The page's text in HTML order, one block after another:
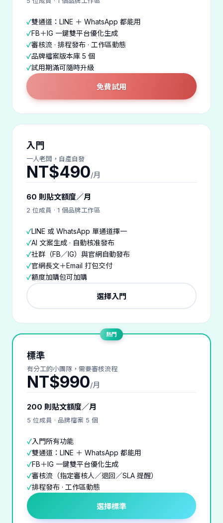
雙通道：LINE ＋ WhatsApp 都能用
FB＋IG 一鍵雙平台優化生成
審核流 · 排程發布 · 工作區動態
品牌檔案版本庫 5 個
試用期滿可隨時升級
免費試用
入門
一人老闆，自產自發
NT$490/月
60 則貼文額度／月
2 位成員 · 1 個品牌工作區
LINE 或 WhatsApp 單通道擇一
AI 文案生成 · 自動核准發布
社群（FB／IG）與官網自動發布
官網長文＋Email 打包交付
額度加購包可加購
選擇入門
熱門
標準
有分工的小團隊，需要審核流程
NT$990/月
200 則貼文額度／月
5 位成員 · 品牌檔案 5 個
入門所有功能
雙通道：LINE ＋ WhatsApp 都能用
FB＋IG 一鍵雙平台優化生成
審核流（指定審核人／退回／SLA 提醒）
排程發布 · 工作區動態
選擇標準